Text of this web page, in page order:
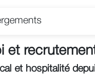
et
et hospitalité